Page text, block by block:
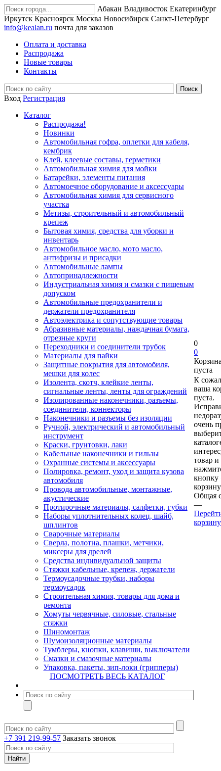
Абакан Владивосток Екатеринбург
Иркутск Красноярск Москва Новосибирск Санкт-Петербург
info@kealan.ru почта для заказов
Оплата и доставка
Распродажа
Новые товары
Контакты
Вход Регистрация
Каталог
Распродажа!
Новинки
Автомобильная гофра, оплетки для кабеля,
кембрик
Клей, клеевые составы, герметики
Автомобильная химия для мойки
Батарейки, элементы питания
Автомоечное оборудование и аксессуары
Автомобильная химия для сервисного
участка
Метизы, строительный и автомобильный
крепеж
Бытовая химия, средства для уборки и
инвентарь
Автомобильное масло, мото масло,
антифризы и присадки
Автомобильные лампы
Автопринадлежности
Индустриальная химия и смазки с пищевым
допуском
Автомобильные предохранители и
держатели предохранителя
Автоэлектрика и сопутствующие товары
Абразивные материалы, наждачная бумага,
отрезные круги
Переходники и соединители трубок
Материалы для пайки
Защитные покрытия для автомобиля,
мешки для колес
Изолента, скотч, клейкие ленты,
сигнальные ленты, ленты для ограждений
Изолированные наконечники, разъемы,
соединители, коннекторы
Наконечники и разъемы без изоляции
Ручной, электрический и автомобильный
инструмент
Краски, грунтовки, лаки
Кабельные наконечники и гильзы
Охранные системы и аксессуары
Полировка, ремонт, уход и защита кузова
автомобиля
Провода автомобильные, монтажные,
акустические
Протирочные материалы, салфетки, губки
Наборы уплотнительных колец, шайб,
шплинтов
Сварочные материалы
Сверла, полотна, плашки, метчики,
миксеры для дрелей
Средства индивидуальной защиты
Стяжки кабельные, крепеж, держатели
Термоусадочные трубки, наборы
термоусадок
Строительная химия, товары для дома и
ремонта
Хомуты червячные, силовые, стальные
стяжки
Шиномонтаж
Шумоизоляционные материалы
Тумблеры, кнопки, клавиши, выключатели
Смазки и смазочные материалы
Упаковка, пакеты, зип-локи (грипперы)
ПОСМОТРЕТЬ ВЕСЬ КАТАЛОГ
+7 391 219-99-57 Заказать звонок
0
0
пуста
К
ваша
пуста.
очень
товар и
кнопку
Общая
—
корзину